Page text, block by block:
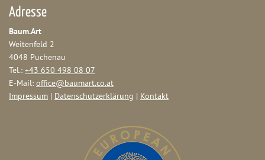
Adresse
Baum.Art
Weitenfeld 2
4048 Puchenau
Tel.: +43 650 498 08 07
E-Mail: office@baumart.co.at
Impressum | Datenschutzerklärung | Kontakt